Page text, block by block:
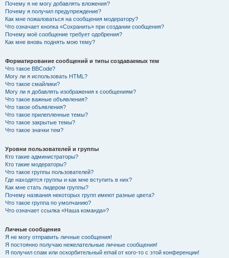
Почему я не могу добавлять вложения?
Почему я получил предупреждение?
Как мне пожаловаться на сообщения модератору?
Что означает кнопка «Сохранить» при создании сообщения?
Почему моё сообщение требует одобрения?
Как мне вновь поднять мою тему?
Форматирование сообщений и типы создаваемых тем
Что такое BBCode?
Могу ли я использовать HTML?
Что такое смайлики?
Могу ли я добавлять изображения к сообщениям?
Что такое важные объявления?
Что такое объявления?
Что такое прилепленные темы?
Что такое закрытые темы?
Что такое значки тем?
Уровни пользователей и группы
Кто такие администраторы?
Кто такие модераторы?
Что такое группы пользователей?
Где находятся группы и как мне вступить в них?
Как мне стать лидером группы?
Почему названия некоторых групп имеют разные цвета?
Что такое группа по умолчанию?
Что означает ссылка «Наша команда»?
Личные сообщения
Я не могу отправить личные сообщения!
Я постоянно получаю нежелательные личные сообщения!
Я получил спам или оскорбительный email от кого-то с этой конференции!